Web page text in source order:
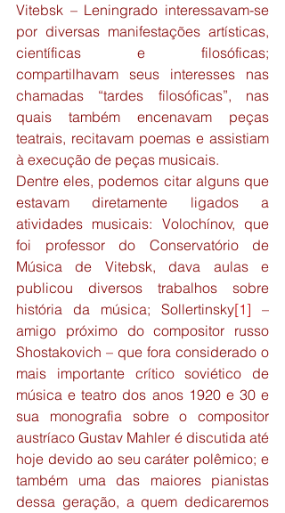
Vitebsk – Leningrado interessavam-se
por diversas manifestações artísticas,
científicas e filosóficas;
compartilhavam seus interesses nas
chamadas “tardes filosóficas”, nas
quais também encenavam peças
teatrais, recitavam poemas e assistiam
à execução de peças musicais.
Dentre eles, podemos citar alguns que
estavam diretamente ligados a
atividades musicais: Volochínov, que
foi professor do Conservatório de
Música de Vitebsk, dava aulas e
publicou diversos trabalhos sobre
história da música; Sollertinsky[1] –
amigo próximo do compositor russo
Shostakovich – que fora considerado o
mais importante crítico soviético de
música e teatro dos anos 1920 e 30 e
sua monografia sobre o compositor
austríaco Gustav Mahler é discutida até
hoje devido ao seu caráter polêmico; e
também uma das maiores pianistas
dessa geração, a quem dedicaremos